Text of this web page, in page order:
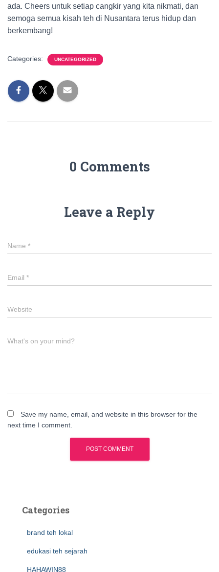
ada. Cheers untuk setiap cangkir yang kita nikmati, dan
semoga semua kisah teh di Nusantara terus hidup dan
berkembang!
Categories: UNCATEGORIZED
0 Comments
Leave a Reply
Name *
Email *
Website
What's on your mind?
Save my name, email, and website in this browser for the
next time I comment.
Categories
brand teh lokal
edukasi teh sejarah
HAHAWIN88